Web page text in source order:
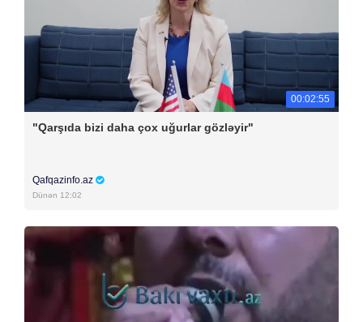
00:02:55
"Qarşıda bizi daha çox uğurlar gözləyir"
Qafqazinfo.az
Dünən 12:02